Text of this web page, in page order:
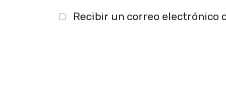
Recibir un correo electrónico